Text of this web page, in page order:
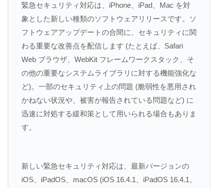
緊急セキュリティ対応は、iPhone、iPad、Mac を対
象とした新しい種類のソフトウェアリリースです。ソ
フトウェアアップデートの合間に、セキュリティに関
わる重要な改善点を配信します (たとえば、Safari
Web ブラウザ、WebKit フレームワークスタック、そ
の他の重要なシステムライブラリに対する機能強化な
ど)。一部のセキュリティ上の問題 (脆弱性を悪用され
かねない状況や、被害が報告されている問題など) に
迅速に対処する緩和策として用いられる場合もありま
す。
新しい緊急セキュリティ対応は、最新バージョンの
iOS、iPadOS、macOS (iOS 16.4.1、iPadOS 16.4.1、